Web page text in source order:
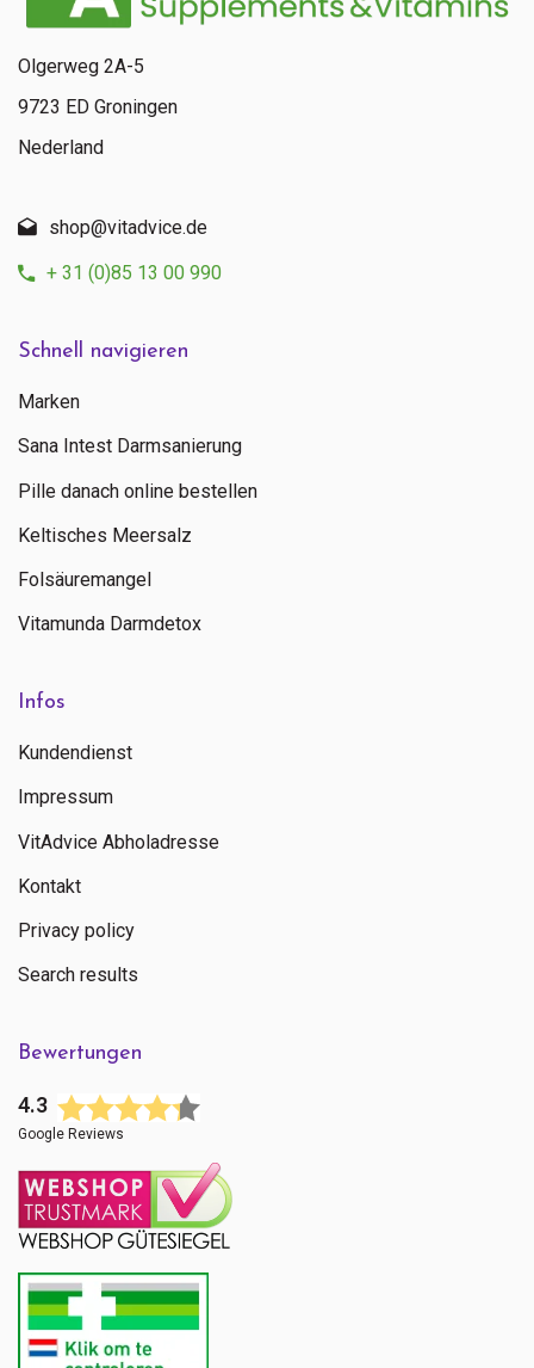
Schnell navigieren
Marken
Sana Intest Darmsanierung
Pille danach online bestellen
Keltisches Meersalz
Folsäuremangel
Vitamunda Darmdetox
Infos
Kundendienst
Impressum
VitAdvice Abholadresse
Kontakt
Privacy policy
Search results
Bewertungen
4.3
Google Reviews
Olgerweg 2A-5
9723 ED Groningen
Nederland
shop@vitadvice.de
+ 31 (0)85 13 00 990